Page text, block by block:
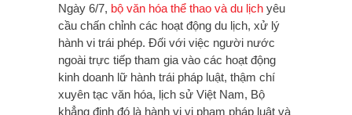
Ngày 6/7, bộ văn hóa thể thao và du lịch yêu
cầu chấn chỉnh các hoạt động du lịch, xử lý
hành vi trái phép. Đối với việc người nước
ngoài trực tiếp tham gia vào các hoạt động
kinh doanh lữ hành trái pháp luật, thậm chí
xuyên tạc văn hóa, lịch sử Việt Nam, Bộ
khẳng định đó là hành vi vi phạm pháp luật và